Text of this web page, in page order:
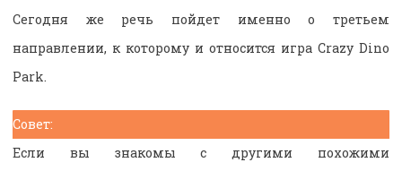
Сегодня же речь пойдет именно о третьем
направлении, к которому и относится игра Crazy Dino
Park.
Совет:
Если вы знакомы с другими похожими